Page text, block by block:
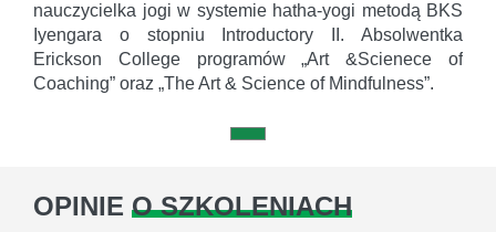
nauczycielka jogi w systemie hatha-yogi metodą BKS
Iyengara o stopniu Introductory II. Absolwentka
Erickson College programów „Art &Scienece of
Coaching” oraz „The Art & Science of Mindfulness”.
OPINIE O SZKOLENIACH